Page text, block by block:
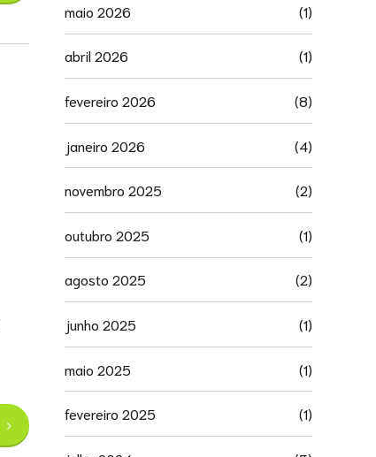
maio 2026 (1)
abril 2026 (1)
fevereiro 2026 (8)
janeiro 2026 (4)
novembro 2025 (2)
outubro 2025 (1)
agosto 2025 (2)
junho 2025 (1)
maio 2025 (1)
fevereiro 2025 (1)